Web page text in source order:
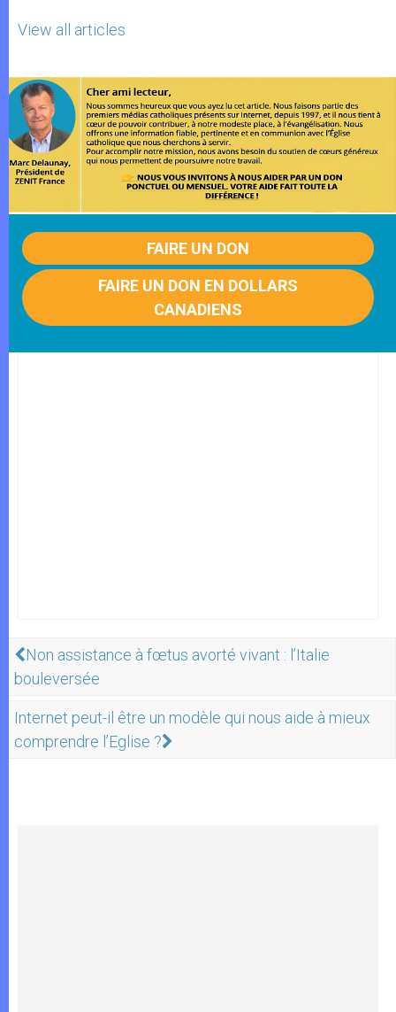
View all articles
FAIRE UN DON
FAIRE UN DON EN DOLLARS
CANADIENS
Non assistance à fœtus avorté vivant : l’Italie
bouleversée
Internet peut-il être un modèle qui nous aide à mieux
comprendre l’Eglise ?